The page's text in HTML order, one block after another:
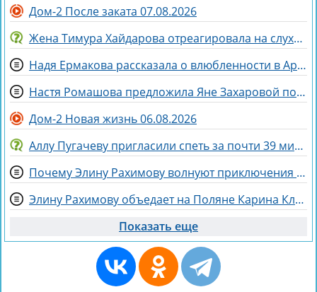
Дом-2 После заката 07.08.2026
Жена Тимура Хайдарова отреагировала на слухи о колдовстве
Надя Ермакова рассказала о влюбленности в Артёма Рышковского
Настя Ромашова предложила Яне Захаровой пожить у неё в гардеробной
Дом-2 Новая жизнь 06.08.2026
Аллу Пугачеву пригласили спеть за почти 39 миллионов рублей
Почему Элину Рахимову волнуют приключения Ермаковой в шкафу
Элину Рахимову объедает на Поляне Карина Клочкова
Показать еще